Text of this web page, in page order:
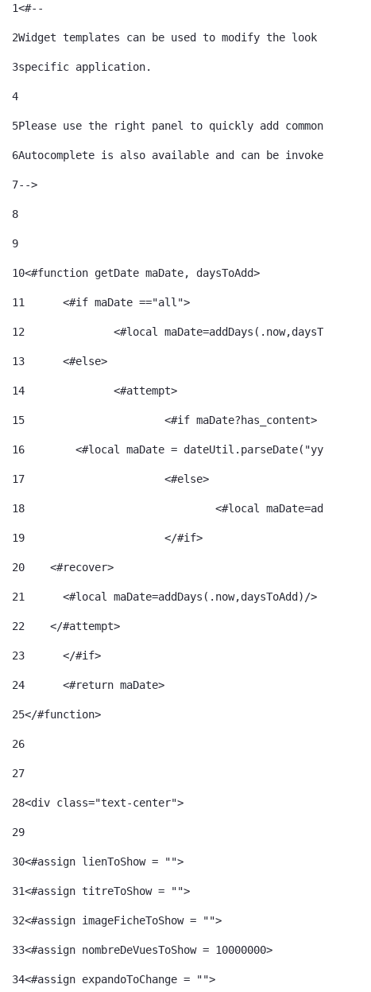
1<#--
2Widget templates can be used to modify the look of a
3specific application.
4
5Please use the right panel to quickly add commonly
6Autocomplete is also available and can be invoked by
7-->
8
9
10<#function getDate maDate, daysToAdd>
11
	<#if maDate =="all">
12
		<#local maDate=addDays(.now,daysToAdd)>
13
	<#else>
14
		<#attempt>
15
			<#if maDate?has_content>
16
<#local maDate = dateUtil.parseDate("yyyy-
17
			<#else>
18
<#local
19
			</#if>
20
    <#recover>
21
      <#local maDate=addDays(.now,daysToAdd)/>
22
    </#attempt>
23
	</#if>
24
	<#return maDate>
25</#function>
26
27
28<div class="text-center">
29
30<#assign lienToShow = "">
31<#assign titreToShow = "">
32
33
34<#assign expandoToChange = "">